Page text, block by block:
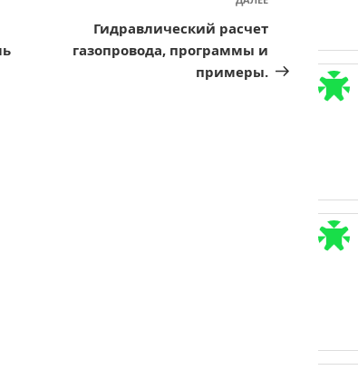
запись
Гидравлический расчет
газопровода, программы и
примеры.